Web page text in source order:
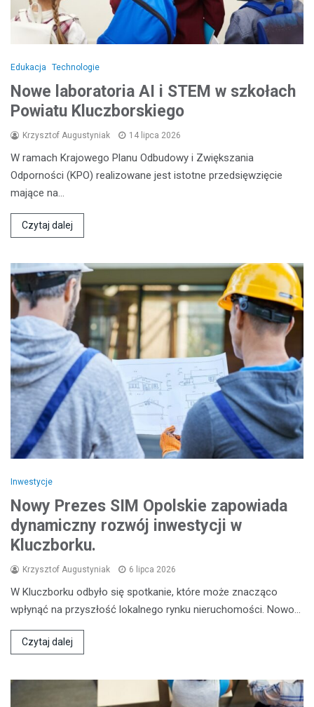
Edukacja Technologie
Nowe laboratoria AI i STEM w szkołach
Powiatu Kluczborskiego
Krzysztof Augustyniak 14 lipca 2026
W ramach Krajowego Planu Odbudowy i Zwiększania
Odporności (KPO) realizowane jest istotne przedsięwzięcie
mające na…
Czytaj dalej
Inwestycje
Nowy Prezes SIM Opolskie zapowiada
dynamiczny rozwój inwestycji w
Kluczborku.
Krzysztof Augustyniak 6 lipca 2026
W Kluczborku odbyło się spotkanie, które może znacząco
wpłynąć na przyszłość lokalnego rynku nieruchomości. Nowo…
Czytaj dalej